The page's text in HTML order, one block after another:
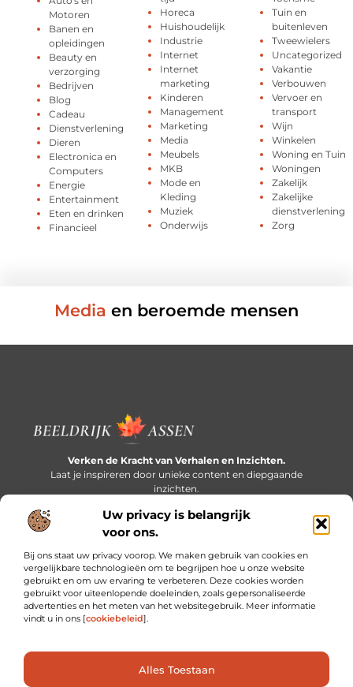
Uw privacy is belangrijk
voor ons.
Bij ons staat uw privacy voorop. We maken gebruik van cookies en
vergelijkbare technologieën om te begrijpen hoe u onze website
gebruikt en om uw ervaring te verbeteren. Deze cookies worden
gebruikt voor uiteenlopende doeleinden, zoals gepersonaliseerde
advertenties en het meten van het websitegebruik. Meer informatie
vindt u in ons [cookiebeleid].
Alles Toestaan
Motoren
Banen en
opleidingen
Beauty en
verzorging
Bedrijven
Blog
Cadeau
Dienstverlening
Dieren
Electronica en
Computers
Energie
Entertainment
Eten en drinken
Financieel
Horeca
Huishoudelijk
Industrie
Internet
Internet
marketing
Kinderen
Management
Marketing
Media
Meubels
MKB
Mode en
Kleding
Muziek
Onderwijs
Tuin en
buitenleven
Tweewielers
Uncategorized
Vakantie
Verbouwen
Vervoer en
transport
Wijn
Winkelen
Woning en Tuin
Woningen
Zakelijk
Zakelijke
dienstverlening
Zorg
Media en beroemde mensen
Verken de Kracht van Verhalen en Inzichten.
Laat je inspireren door unieke content en diepgaande
inzichten.
Bericht categorie
Onze informatie
Cookiebeleid (EU)